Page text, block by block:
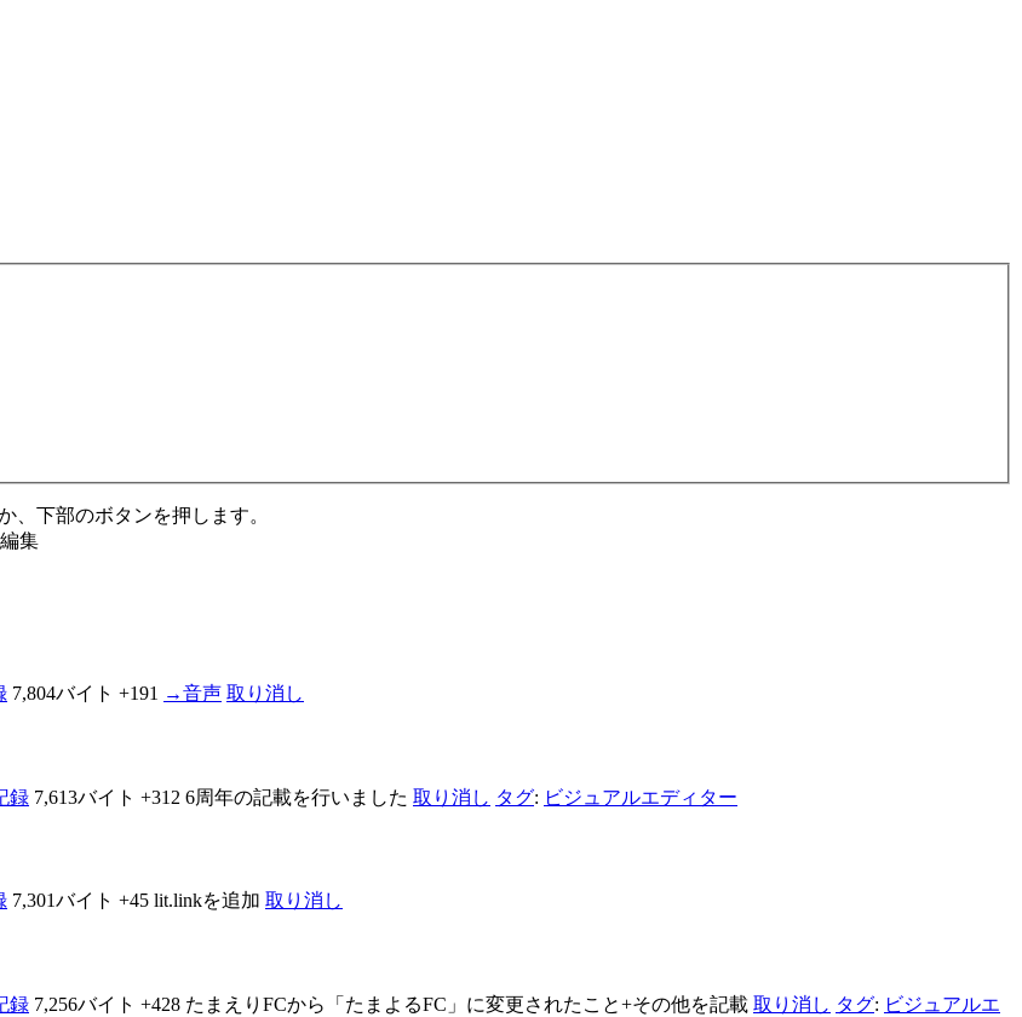
、下部のボタンを押します。
集
7,804バイト +191 →音声 取り消し
録 7,613バイト +312 6周年の記載を行いました 取り消し タグ: ビジュアルエディター
7,301バイト +45 lit.linkを追加 取り消し
録 7,256バイト +428 たまえりFCから「たまよるFC」に変更されたこと+その他を記載 取り消し タグ: ビジュアルエ